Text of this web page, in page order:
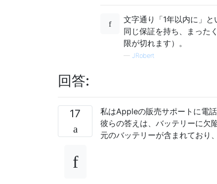
文字通り「1年以内に」
同じ保証を持ち、まった
限が切れます）。
— JRobert
回答:
17
私はAppleの販売サポートに電
彼らの答えは、バッテリーに欠
元のバッテリーが含まれており